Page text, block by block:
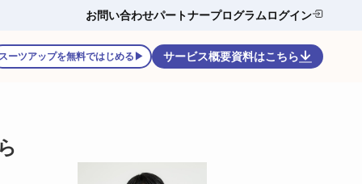
お問い合わせパートナープログラムログイン
ーツアップを無料ではじめる▶ サービス概要資料はこちら